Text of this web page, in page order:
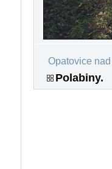
Opatovice
Polabiny.